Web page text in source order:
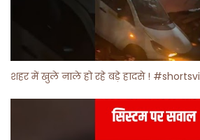
शहर में खुले नाले हो रहे बड़े हादसे !